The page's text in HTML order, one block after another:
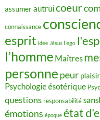
assumerautruicoeur
connaissance
esprit idée Jésus l'ego
l’homme Maîtres
personne peur plaisir
Psychologie ésotérique
questions responsabilité
émotions époque état